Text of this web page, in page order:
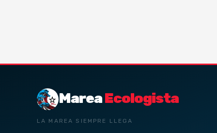
MareaEcologista
LA MAREA SIEMPRE LLEGA